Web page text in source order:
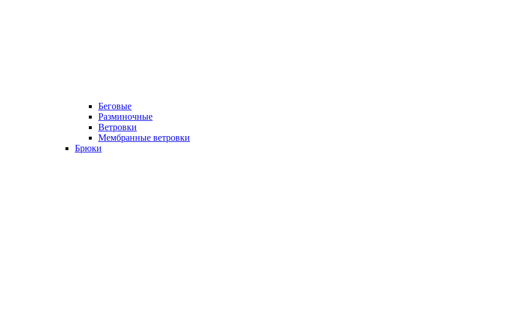
Беговые
Разминочные
Ветровки
Мембранные ветровки
Брюки